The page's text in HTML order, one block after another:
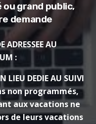
grand public,
demande
ADRESSEE AU
:
LIEU DEDIE AU SUIVI
non programmés,
aux vacations ne
de leurs vacations